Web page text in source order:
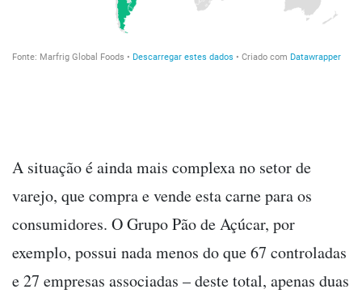
A situação é ainda mais complexa no setor de
varejo, que compra e vende esta carne para os
consumidores. O Grupo Pão de Açúcar, por
exemplo, possui nada menos do que 67 controladas
e 27 empresas associadas –deste total, apenas duas